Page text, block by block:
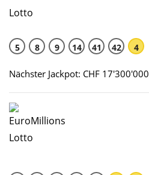
5 8 9 14 41 42 4
Nächster Jackpot: CHF 17'300'000